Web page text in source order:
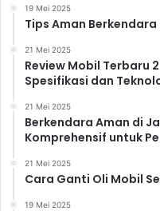
19 Mei 2025
Tips Aman
21 Mei 2025
Review Mobil Terbaru
Spesifikasi dan
21 Mei 2025
Berkendara Aman di
Komprehensif untuk
21 Mei 2025
Cara Ganti Oli Mobil
19 Mei 2025